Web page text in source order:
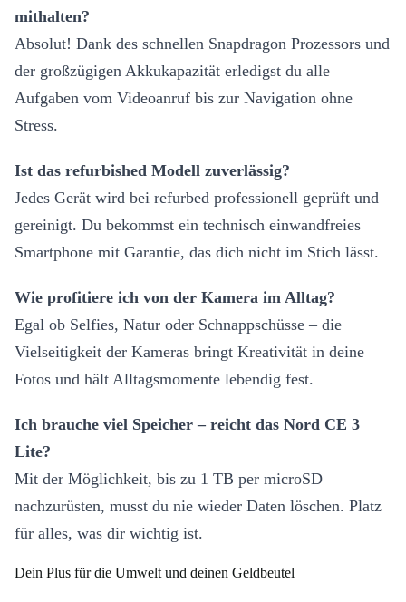
mithalten?
Absolut! Dank des schnellen Snapdragon Prozessors und
der großzügigen Akkukapazität erledigst du alle
Aufgaben vom Videoanruf bis zur Navigation ohne
Stress.
Ist das refurbished Modell zuverlässig?
Jedes Gerät wird bei refurbed professionell geprüft und
gereinigt. Du bekommst ein technisch einwandfreies
Smartphone mit Garantie, das dich nicht im Stich lässt.
Wie profitiere ich von der Kamera im Alltag?
Egal ob Selfies, Natur oder Schnappschüsse – die
Vielseitigkeit der Kameras bringt Kreativität in deine
Fotos und hält Alltagsmomente lebendig fest.
Ich brauche viel Speicher – reicht das Nord CE 3
Lite?
Mit der Möglichkeit, bis zu 1 TB per microSD
nachzurüsten, musst du nie wieder Daten löschen. Platz
für alles, was dir wichtig ist.
Dein Plus für die Umwelt und deinen Geldbeutel